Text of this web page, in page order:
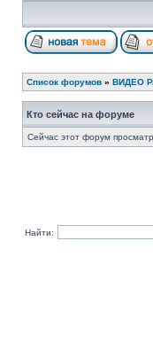
Список форумов » ВИДЕО
Кто сейчас на форуме
Сейчас этот форум
Найти: